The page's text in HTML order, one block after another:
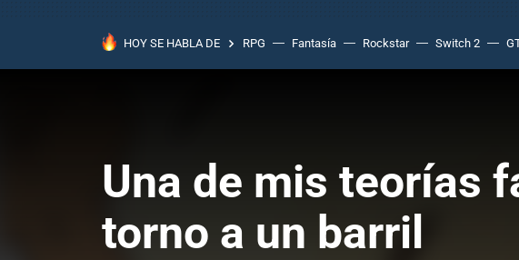
HOY SE HABLA DE RPG Fantasía Rockstar Switch 2
Una de mis teorías
torno a un barril